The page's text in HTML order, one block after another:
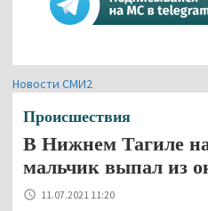
Новости СМИ2
Происшествия
В Нижнем Тагиле
мальчик выпал из
11.07.2021 11:20